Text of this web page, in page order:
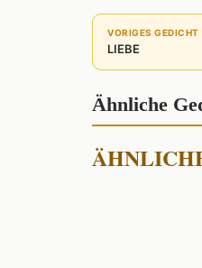
VORIGES GEDICHT
LIEBE
Ähnliche